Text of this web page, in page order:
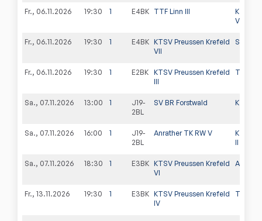
Fr., 06.11.2026 19:30 1 E4BK TTF Linn III
KTSV
VIII
Fr., 06.11.2026 19:30 1 E4BK KTSV Preussen Krefeld
VII
SC BW
Fr., 06.11.2026 19:30 1 E2BK KTSV Preussen Krefeld
III
TTV
Sa., 07.11.2026 13:00 1
J19-
2BL
SV BR Forstwald KTSV
Sa., 07.11.2026 16:00 1
J19-
2BL
Anrather TK RW V
KTSV
II
Sa., 07.11.2026 18:30 1 E3BK KTSV Preussen Krefeld
VI
Fr., 13.11.2026 19:30 1 E3BK KTSV Preussen Krefeld
IV
TTC